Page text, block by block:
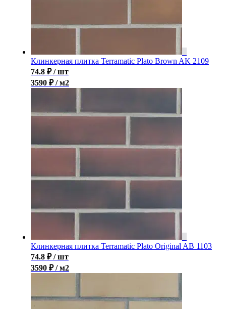
Клинкерная плитка Terramatic Plato Brown AK 2109
74.8 ₽ / шт
3590 ₽ / м2
Клинкерная плитка Terramatic Plato Original AB 1103
74.8 ₽ / шт
3590 ₽ / м2